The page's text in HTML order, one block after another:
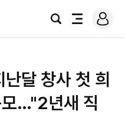
검
전
로
그
달 창사 첫 희
…"2년새 직